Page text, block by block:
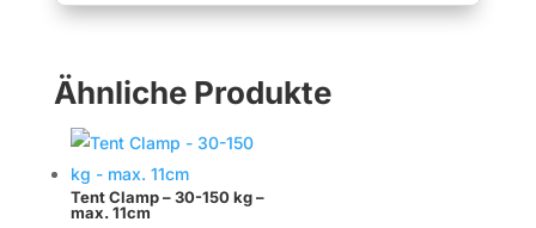
Ähnliche Produkte
Tent Clamp – 30-150 kg –
max. 11cm